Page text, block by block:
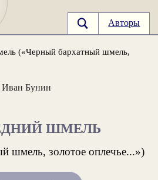
Авторы
(«Черный бархатный шмель,
Иван Бунин
ШМЕЛЬ
шмель, золотое оплечье...»)